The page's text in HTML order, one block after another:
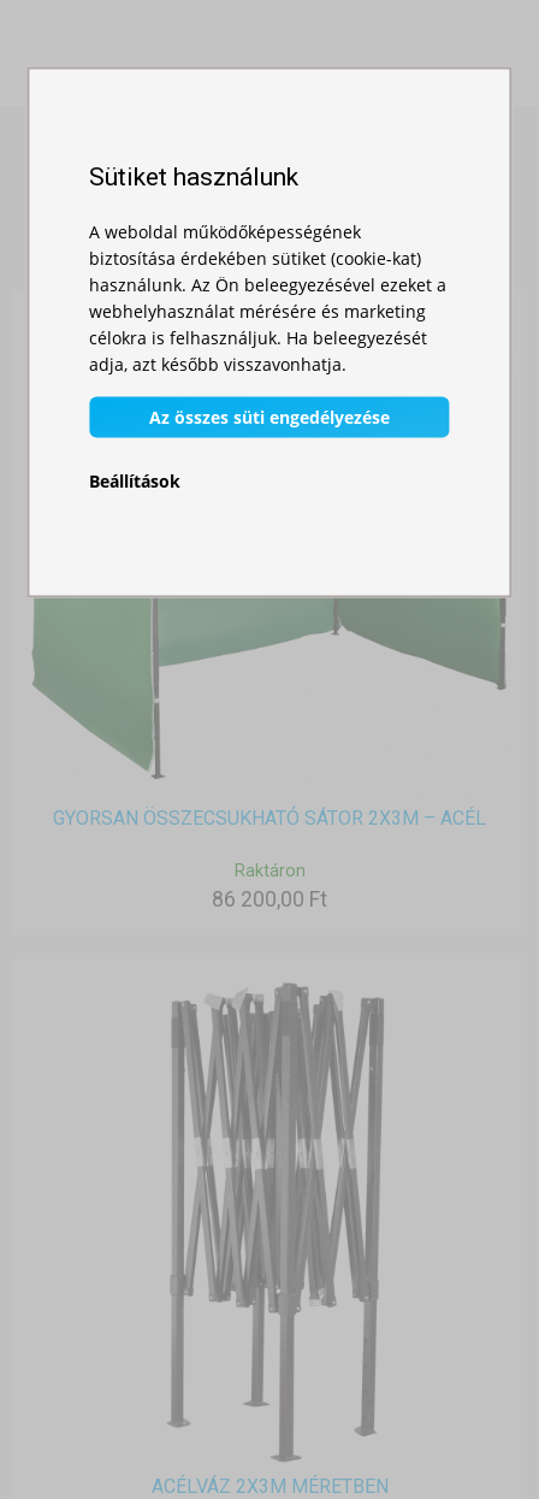
GYORSAN ÖSSZECSUKHATÓ SÁTOR 2X3M – ACÉL
Raktáron
86 200,00 Ft
ACÉLVÁZ 2X3M MÉRETBEN
Sütiket használunk
A weboldal működőképességének
biztosítása érdekében sütiket (cookie-kat)
használunk. Az Ön beleegyezésével ezeket a
webhelyhasználat mérésére és marketing
célokra is felhasználjuk. Ha beleegyezését
adja, azt később visszavonhatja.
Az összes süti engedélyezése
Beállítások